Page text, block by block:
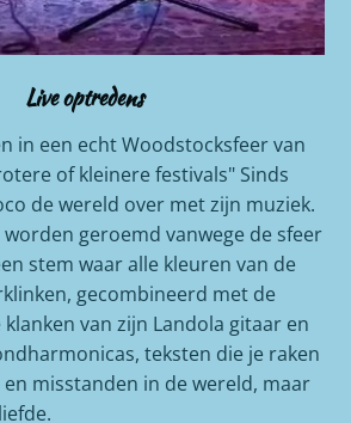
Live optredens
in een echt Woodstocksfeer van
of kleinere festivals" Sinds
de wereld over met zijn muziek.
geroemd vanwege de sfeer
stem waar alle kleuren van de
gecombineerd met de
van zijn Landola gitaar en
teksten die je raken
misstanden in de wereld, maar